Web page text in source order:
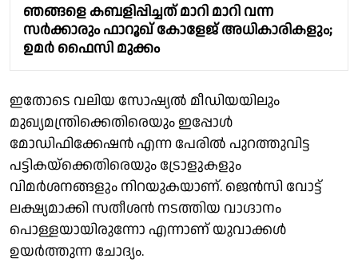
ഞങ്ങളെ കബളിപ്പിച്ചത് മാറി മാറി വന്ന
സർക്കാരും ഫാറൂഖ് കോളേജ് അധികാരികളും;
ഉമർ ഫൈസി മുക്കം
ഇതോടെ വലിയ സോഷ്യല്‍ മീഡിയയിലും
മുഖ്യമന്ത്രിക്കെതിരെയും ഇപ്പോള്‍
മോഡിഫിക്കേഷന്‍ എന്ന പേരില്‍ പുറത്തുവിട്ട
പട്ടികയ്‌ക്കെതിരെയും ട്രോളുകളും
വിമര്‍ശനങ്ങളും നിറയുകയാണ്. ജെന്‍സി വോട്ട്
ലക്ഷ്യമാക്കി സതീശന്‍ നടത്തിയ വാഗ്ദാനം
പൊള്ളയായിരുന്നോ എന്നാണ് യുവാക്കള്‍
ഉയര്‍ത്തുന്ന ചോദ്യം.